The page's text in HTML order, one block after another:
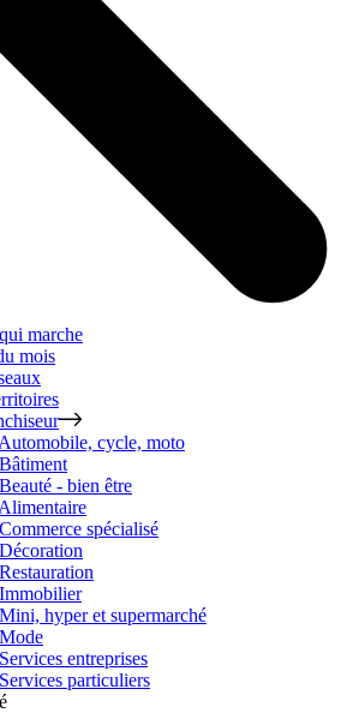
marche
mois
Automobile, cycle, moto
Bâtiment
Beauté - bien être
Alimentaire
Commerce spécialisé
Décoration
Restauration
Immobilier
Mini, hyper et supermarché
Mode
Services entreprises
Services particuliers